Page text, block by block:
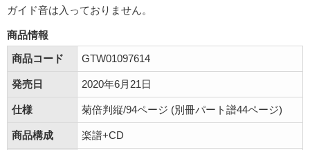
ガイド音は入っておりません。
商品情報
商品コード
GTW01097614
発売日 2020年6月21日
仕様 菊倍判縦/94ページ (別冊パート譜44ページ)
商品構成 楽譜+CD